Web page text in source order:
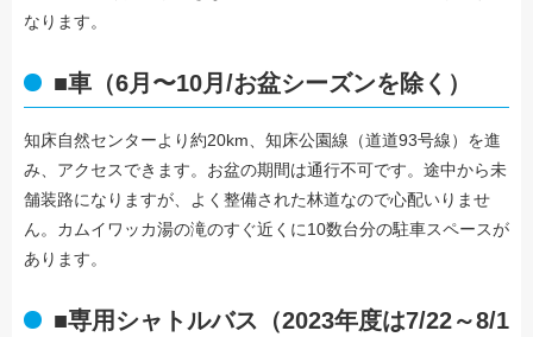
なります。
■車（6月〜10月/お盆シーズンを除く）
知床自然センターより約20km、知床公園線（道道93号線）を進
み、アクセスできます。お盆の期間は通行不可です。途中から未
舗装路になりますが、よく整備された林道なので心配いりませ
ん。カムイワッカ湯の滝のすぐ近くに10数台分の駐車スペースが
あります。
■専用シャトルバス（2023年度は7/22～8/1